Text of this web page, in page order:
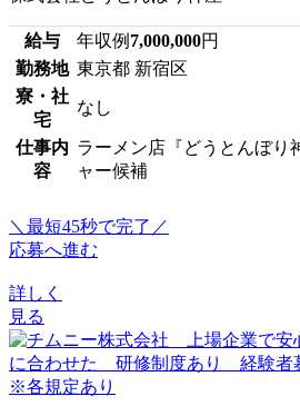
給与 年収例 7,000,000円
勤務地 東京都 新宿区
寮・社
宅
なし
仕事内
容
ラーメン店『どうとんぼり
ャー候補
＼最短45秒で完了／
応募へ進む
詳しく
見る